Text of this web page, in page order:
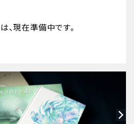
現在準備中です。